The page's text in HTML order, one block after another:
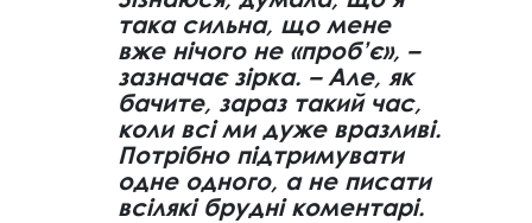
така сильна, що мене
вже нічого не «проб’є», –
зазначає зірка. – Але, як
бачите, зараз такий час,
коли всі ми дуже вразливі.
Потрібно підтримувати
одне одного, а не писати
всілякі брудні коментарі.